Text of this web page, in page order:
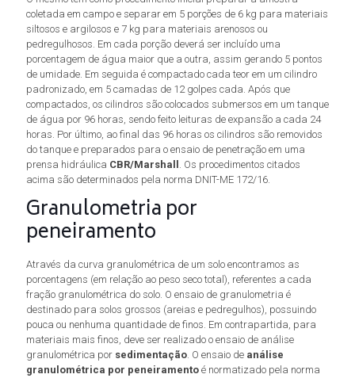
coletada em campo e separar em 5 porções de 6 kg para materiais
siltosos e argilosos e 7 kg para materiais arenosos ou
pedregulhosos. Em cada porção deverá ser incluído uma
porcentagem de água maior que a outra, assim gerando 5 pontos
de umidade. Em seguida é compactado cada teor em um cilindro
padronizado, em 5 camadas de 12 golpes cada. Após que
compactados, os cilindros são colocados submersos em um tanque
de água por 96 horas, sendo feito leituras de expansão a cada 24
horas. Por último, ao final das 96 horas os cilindros são removidos
do tanque e preparados para o ensaio de penetração em uma
prensa hidráulica CBR/Marshall . Os procedimentos citados
acima são determinados pela norma DNIT-ME 172/16.
Granulometria por
peneiramento
Através da curva granulométrica de um solo encontramos as
porcentagens (em relação ao peso seco total), referentes a cada
fração granulométrica do solo. O ensaio de granulometria é
destinado para solos grossos (areias e pedregulhos), possuindo
pouca ou nenhuma quantidade de finos. Em contrapartida, para
materiais mais finos, deve ser realizado o ensaio de análise
granulométrica por sedimentação. O ensaio de análise
granulométrica por peneiramento é normatizado pela norma